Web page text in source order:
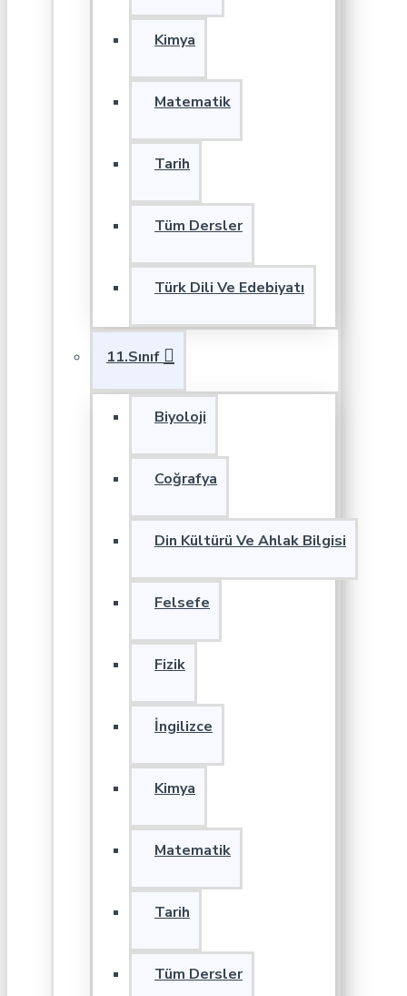
Kimya
Matematik
Tarih
Tüm Dersler
Türk Dili Ve Edebiyatı
11.Sınıf
Biyoloji
Coğrafya
Din Kültürü Ve Ahlak Bilgisi
Felsefe
Fizik
İngilizce
Kimya
Matematik
Tarih
Tüm Dersler